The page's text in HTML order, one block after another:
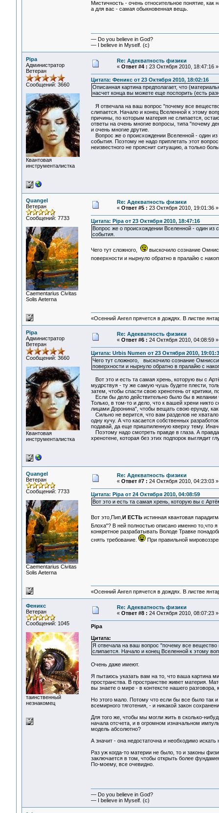
Мистичность - очень относительное понятие,
а для вас - самая обыкновенная вещь.
— Do you believe in God?
— I believe in Myself. (c)
Pipa
Администратор
Ветеран
Сообщений: 3660
Квантовая
инструменталистка
Re: Адекватность физики
« Ответ #4 : 23 Октября 2010, 18:47:16 »
Цитата: Феникс от 23 Октября 2010, 18:02:16
Описанная картина предполагает, что
насчет конца вы можете еще поспорить (есть
Я отвечала на ваш вопрос "почему все
слипается. Начало и конец Вселенной к этому
причины, по которым материя не слипается,
ответы на очень многие вопросы, типа "почему
и очень многие друтие.
Вопрос же о происхождении Вселенной - один из
события. Поэтому не надо приплетать этот
неизвестного не прояснит ситуацию, а только
Quangel
Ветеран
Сообщений: 7733
Сaementarius Civitas
Solis Aeterna
Re: Адекватность физики
« Ответ #5 : 23 Октября 2010, 19:01:36 »
Цитата: Pipa от 23 Октября 2010, 18:47:16
Вопрос же о происхождении Вселенной - один из
события.
Чего тут сложного,
выскочило сознание
поверхности и нырнуло обратно в пралайю с
«Осенний Ангел прячется в дождях. В листве
Pipa
Администратор
Ветеран
Сообщений: 3660
Квантовая
инструменталистка
Re: Адекватность физики
« Ответ #6 : 24 Октября 2010, 04:08:59 »
Цитата: Urbis Numen от 23 Октября 2010,
Чего тут сложного, выскочило сознание
поверхности и нырнуло обратно в пралайю с
Вот это и есть та самая хрень, которую вы с
мудрствуя - ту же самую чушь будете плести,
затем, чтобы спасти свою хренотень от критики,
Если бы дело действительно было бы в
Только, в том-то и дело, что к вашей хрени никто
лицами Доронина", чтобы вещать свою ерунду,
Сильно не верится, что вам разделов не
одну кучу. А что касается собственных
подавай, да еще пришпиленную кверху тему.
Поэтому надо смотреть правде в глаза. А
хренотене, которая без этих подпорок выглядит
Quangel
Ветеран
Сообщений: 7733
Сaementarius Civitas
Solis Aeterna
Re: Адекватность физики
« Ответ #7 : 24 Октября 2010, 04:23:03 »
Цитата: Pipa от 24 Октября 2010, 04:08:59
Вот это и есть та самая хрень, которую вы с
Вот это,Пип, И ЕСТЬ истинная квантовая
Блоха"? В ней полностью описано именно то,что
конкретное разрабатывать Володе Травке
снять требование.
При правильной
«Осенний Ангел прячется в дождях. В листве
Феникс
Ветеран
Сообщений: 1045
таинственный
незнакомец
Re: Адекватность физики
« Ответ #8 : 24 Октября 2010, 08:07:23 »
Pipa
Цитата:
Я отвечала на ваш вопрос "почему все вещество
слипается. Начало и конец Вселенной к этому
Очень даже имеют.
Я пытаюсь указать вам на то, что ваша картина
пространства. В пространстве живет материя.
вы знаете о мире - в контексте нашего разговора,
Но этого мало. Потому что если бы все было так
всемирного тяготения, - и никакой закон
Для того же, чтобы мы могли жить в сколько-
начала отсчета, и в огромном изначальном
модель абсолютно?
А значит - она недостаточна и необходимо
Раз уж когда-то материи не было, то и законы
заключается в том, чтобы открыть более
По-моему, все очевидно.
— Do you believe in God?
— I believe in Myself. (c)